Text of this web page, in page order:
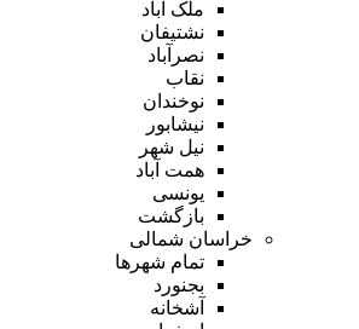
ملک آباد
نشتیفان
نصرآباد
نقاب
نوخندان
نیشابور
نیل شهر
همت آباد
یونسی
بازگشت
خراسان شمالی
تمام شهر‌ها
بجنورد
آشخانه